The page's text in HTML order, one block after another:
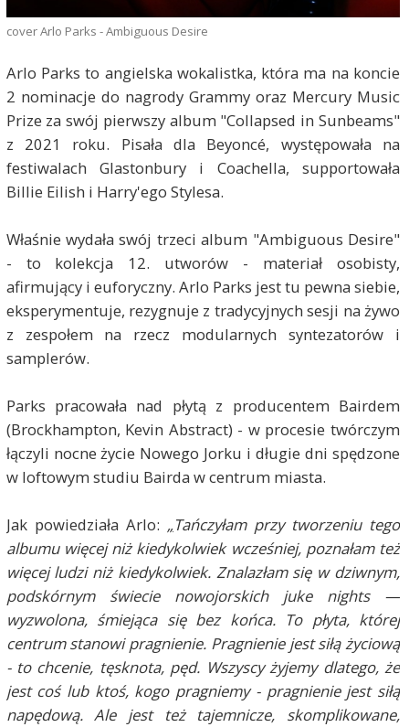
cover Arlo Parks - Ambiguous Desire
Arlo Parks to angielska wokalistka, która ma na koncie
2 nominacje do nagrody Grammy oraz Mercury Music
Prize za swój pierwszy album "Collapsed in Sunbeams"
z 2021 roku. Pisała dla Beyoncé, występowała na
festiwalach Glastonbury i Coachella, supportowała
Billie Eilish i Harry'ego Stylesa.
Właśnie wydała swój trzeci album "Ambiguous Desire"
- to kolekcja 12. utworów - materiał osobisty,
afirmujący i euforyczny. Arlo Parks jest tu pewna siebie,
eksperymentuje, rezygnuje z tradycyjnych sesji na żywo
z zespołem na rzecz modularnych syntezatorów i
samplerów.
Parks pracowała nad płytą z producentem Bairdem
(Brockhampton, Kevin Abstract) - w procesie twórczym
łączyli nocne życie Nowego Jorku i długie dni spędzone
w loftowym studiu Bairda w centrum miasta.
Jak powiedziała Arlo: „Tańczyłam przy tworzeniu tego
albumu więcej niż kiedykolwiek wcześniej, poznałam też
więcej ludzi niż kiedykolwiek. Znalazłam się w dziwnym,
podskórnym świecie nowojorskich juke nights —
wyzwolona, śmiejąca się bez końca. To płyta, której
centrum stanowi pragnienie. Pragnienie jest siłą życiową
- to chcenie, tęsknota, pęd. Wszyscy żyjemy dlatego, że
jest coś lub ktoś, kogo pragniemy - pragnienie jest siłą
napędową. Ale jest też tajemnicze, skomplikowane,